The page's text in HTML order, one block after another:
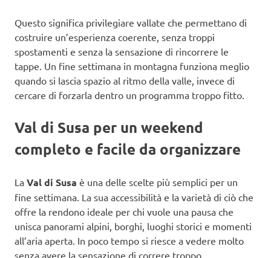
Questo significa privilegiare vallate che permettano di
costruire un’esperienza coerente, senza troppi
spostamenti e senza la sensazione di rincorrere le
tappe. Un fine settimana in montagna funziona meglio
quando si lascia spazio al ritmo della valle, invece di
cercare di forzarla dentro un programma troppo fitto.
Val di Susa per un weekend
completo e facile da organizzare
La Val di Susa è una delle scelte più semplici per un
fine settimana. La sua accessibilità e la varietà di ciò che
offre la rendono ideale per chi vuole una pausa che
unisca panorami alpini, borghi, luoghi storici e momenti
all’aria aperta. In poco tempo si riesce a vedere molto
senza avere la sensazione di correre troppo.